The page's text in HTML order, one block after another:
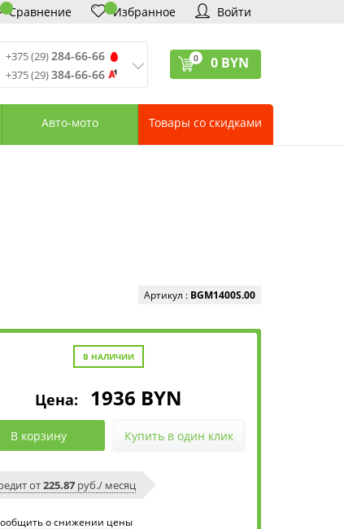
Сравнение Избранное Войти
+375 (29)284-66-66
+375 (29)384-66-66
0 0 BYN
Авто-мото Товары со скидками
Артикул : BGM1400S.00
В НАЛИЧИИ
Цена: 1936 BYN
В корзину Купить в один клик
от225.87руб./ месяц
о снижении цены